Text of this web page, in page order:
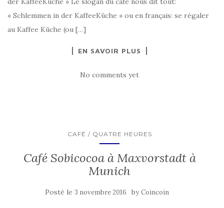
« Schlemmen in der KaffeeKüche » ou en français: se régaler
au Kaffee Küche (ou […]
EN SAVOIR PLUS
No comments yet
CAFÉ / QUATRE HEURES
Café Sobicocoa à Maxvorstadt à
Munich
Posté le 3 novembre 2016 byCoincoin